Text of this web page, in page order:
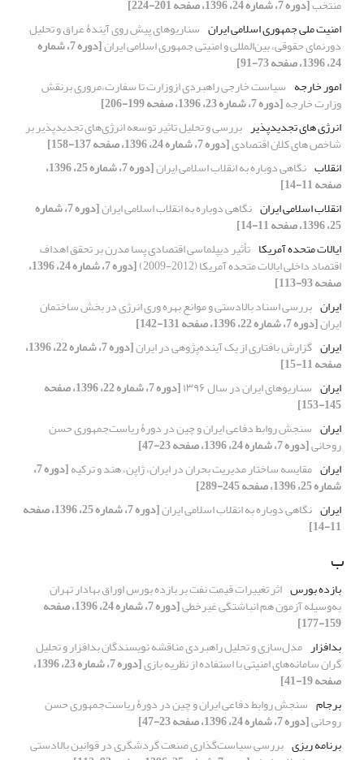
منتخب[دوره 7، شماره 24، 1396، صفحه 201-224]
امنیت ملی جمهوری اسلامی ایران سناریوهای پیشِ روی آیندۀ عراق و تحلیل
دورنمای حقوقی، بین‌المللی و امنیتی جمهوری اسلامی ایران [دوره 7، شماره
24، 1396، صفحه 73-91]
امور خارجه سیاست خارجی راهبردی ازوزارت تا سفارت،مروری برنقش
وزارت خارجه[دوره 7، شماره 23، 1396، صفحه 199-206]
انرژی های تجدیدپذیر بررسی و تحلیل تاثیر توسعه انرژی‌های تجدیدپذیر بر
شاخص های کلان اقتصادی[دوره 7، شماره 24، 1396، صفحه 137-158]
انقلاب نگاهی دوباره به انقلاب اسلامی ایران [دوره 7، شماره 25، 1396،
صفحه 11-14]
انقلاب اسلامی ایران نگاهی دوباره به انقلاب اسلامی ایران [دوره 7، شماره
25، 1396، صفحه 11-14]
ایالات متحده آمریکا تأثیر دیپلماسی اقتصادی پسا مدرن بر تحقق اهداف
اقتصاد داخلی ایالات متحده آمریکا (2012-2009) [دوره 7، شماره 24، 1396،
صفحه 93-113]
ایران بررسی اسناد بالادستی و موانع بهره وری انرژی در بخش ساختمان
ایران[دوره 7، شماره 22، 1396، صفحه 131-142]
ایران گزارش بافتاری از یک آینده‌پژوهی در ایران [دوره 7، شماره 22، 1396،
صفحه 11-15]
ایران سناریوهای ایران در سال ۱۳۹۶ [دوره 7، شماره 22، 1396، صفحه
145-153]
ایران سنجشِ روابط دفاعیِ ایران و چین در دورۀ ریاست‌جمهوری حسن
روحانی[دوره 7، شماره 24، 1396، صفحه 23-47]
ایران مقایسه‌ ساختار مدیریت بحران‌ در ایران، ژاپن، هند و ترکیه [دوره 7،
شماره 25، 1396، صفحه 245-289]
ایران نگاهی دوباره به انقلاب اسلامی ایران [دوره 7، شماره 25، 1396، صفحه
11-14]
ب
بازده بورس اثر تغییرات قیمت نفت بر بازده بورس اوراق بهادار تهران
به‌وسیله آزمون هم انباشتگی غیرخطی [دوره 7، شماره 24، 1396، صفحه
159-177]
بدافزار مدل‌سازی و تحلیل راهبردی مناقشه نویسندگان بدافزار و تحلیل
گران سامانه‌های امنیتی با استفاده از نظریه بازی [دوره 7، شماره 23، 1396،
صفحه 19-41]
برجام سنجشِ روابط دفاعیِ ایران و چین در دورۀ ریاست‌جمهوری حسن
روحانی[دوره 7، شماره 24، 1396، صفحه 23-47]
برنامه ریزی بررسی سیاست‌گذاری صنعت گردشگری در قوانین بالادستی